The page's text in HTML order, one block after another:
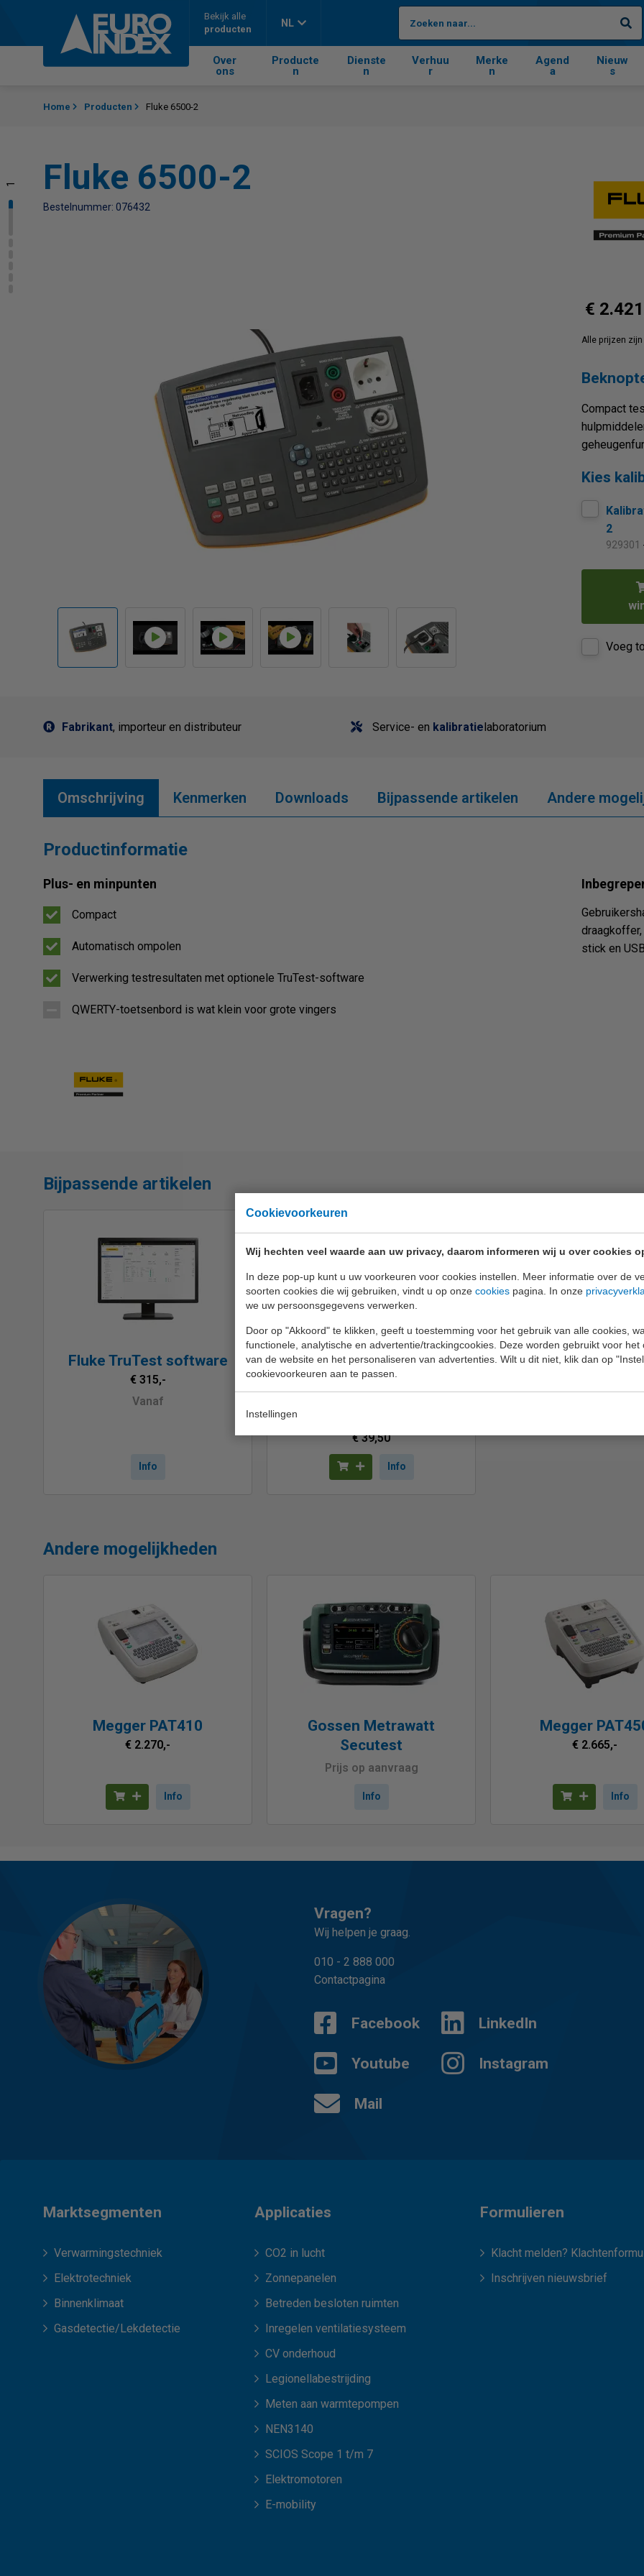
Cookievoorkeuren
Wij hechten veel waarde aan uw privacy, daarom informeren wij u over cookies
In deze pop-up kunt u uw voorkeuren voor cookies instellen. Meer informatie over de
soorten cookies die wij gebruiken, vindt u op onze cookies pagina. In onze
we uw persoonsgegevens verwerken.
Door op "Akkoord" te klikken, geeft u toestemming voor het gebruik van alle cookies,
functionele, analytische en advertentie/trackingcookies. Deze worden gebruikt voor het
van de website en het personaliseren van advertenties. Wilt u dit niet, klik dan op
cookievoorkeuren aan te passen.
Instellingen
Bekijk alle
producten
NL
Over
ons
Producte
n
Dienste
n
Verhuu
r
Merke
n
Agend
a
Nieuw
s
1 5 6
Home Producten Fluke 6500-2
Fluke 6500-2
Bestelnummer: 076432
€
Alle prijzen
Compact
Kies
2
929301
Voeg
Fabrikant, importeur en distributeur Service- en kalibratielaboratorium
Omschrijving Kenmerken Downloads Bijpassende artikelen Andere
Productinformatie
Plus- en minpunten
Compact
Automatisch ompolen
Verwerking testresultaten met optionele TruTest-software
QWERTY-toetsenbord is wat klein voor grote vingers
stick en
Bijpassende artikelen
Fluke TruTest software
€ 315,-
Vanaf
Info
EURO-INDEX NEN3140
keuringsstickers
€ 39,50
Info
Andere mogelijkheden
Megger PAT410
€ 2.270,-
Info
Gossen Metrawatt
Secutest
Prijs op aanvraag
Info
Megger
€ 2.665,-
Info
Vragen?
Wij helpen je graag.
010 - 2 888 000
Contactpagina
Facebook LinkedIn
Youtube Instagram
Mail
Marktsegmenten
Verwarmingstechniek
Elektrotechniek
Binnenklimaat
Gasdetectie/Lekdetectie
Applicaties
CO2 in lucht
Zonnepanelen
Betreden besloten ruimten
Inregelen ventilatiesysteem
CV onderhoud
Legionellabestrijding
Meten aan warmtepompen
NEN3140
SCIOS Scope 1 t/m 7
Elektromotoren
E-mobility
Formulieren
Klacht melden?
Inschrijven nieuwsbrief